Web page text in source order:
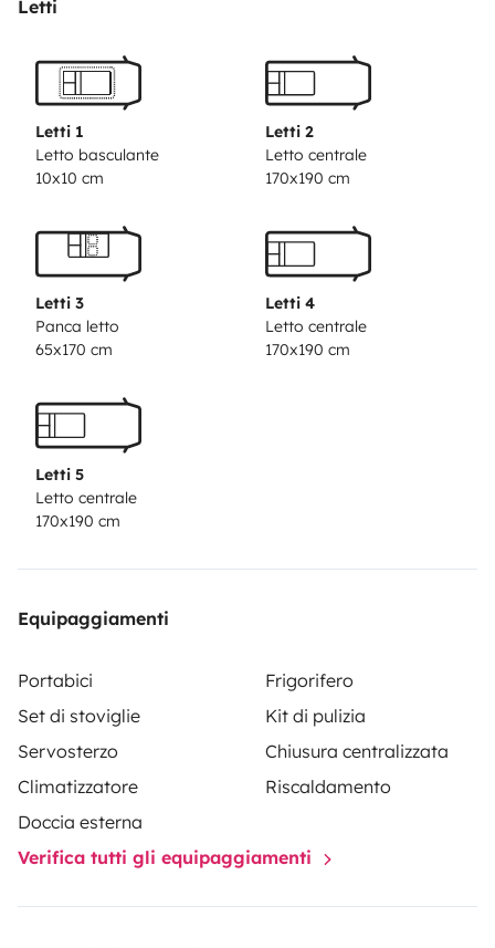
Letti
Letti 1
Letto basculante
10x10 cm
Letti 2
Letto centrale
170x190 cm
Letti 3
Panca letto
65x170 cm
Letti 4
Letto centrale
170x190 cm
Letti 5
Letto centrale
170x190 cm
Equipaggiamenti
Portabici
Frigorifero
Set di stoviglie
Kit di pulizia
Servosterzo
Chiusura centralizzata
Climatizzatore
Riscaldamento
Doccia esterna
Verifica tutti gli equipaggiamenti